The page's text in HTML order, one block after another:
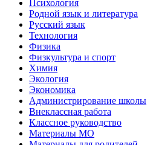
Психология
Родной язык и литература
Русский язык
Технология
Физика
Физкультура и спорт
Химия
Экология
Экономика
Администрирование школы
Внеклассная работа
Классное руководство
Материалы МО